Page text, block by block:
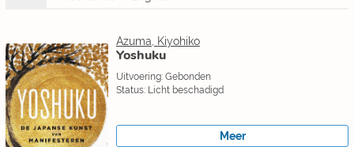
Azuma, Kiyohiko
Yoshuku
Uitvoering: Gebonden
Status: Licht beschadigd
Meer